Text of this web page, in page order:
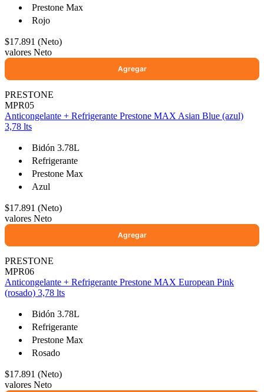
Prestone Max
Rojo
$17.891 (Neto)
valores Neto
PRESTONE
MPR05
Anticongelante + Refrigerante Prestone MAX Asian Blue (azul)
3,78 lts
Bidón 3.78L
Refrigerante
Prestone Max
Azul
$17.891 (Neto)
valores Neto
PRESTONE
MPR06
Anticongelante + Refrigerante Prestone MAX European Pink
(rosado) 3,78 lts
Bidón 3.78L
Refrigerante
Prestone Max
Rosado
$17.891 (Neto)
valores Neto